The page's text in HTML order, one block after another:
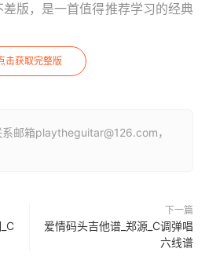
版，是一首值得推荐学习的经典
击获取完整版
邮箱playtheguitar@126.com，
下一篇
爱情码头吉他谱_郑源_C调弹唱
六线谱